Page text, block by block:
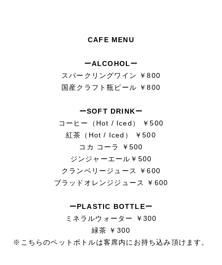
CAFE MENU
ーALCOHOLー
スパークリングワイン ￥800
国産クラフト瓶ビール ￥800
ーSOFT DRINKー
コーヒー（Hot / Iced） ￥500
紅茶（Hot / Iced） ￥500
コカ コーラ ￥500
ジンジャーエール￥500
クランベリージュース ￥600
ブラッドオレンジジュース ￥600
ーPLASTIC BOTTLEー
ミネラルウォーター ￥300
緑茶 ￥300
※こちらのペットボトルは客席内にお持ち込み頂けます。